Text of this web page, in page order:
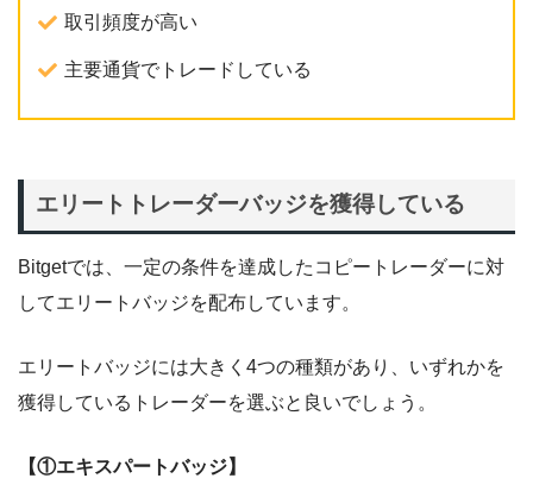
取引頻度が高い
主要通貨でトレードしている
エリートトレーダーバッジを獲得している
Bitgetでは、一定の条件を達成したコピートレーダーに対
してエリートバッジを配布しています。
エリートバッジには大きく4つの種類があり、いずれかを
獲得しているトレーダーを選ぶと良いでしょう。
【①エキスパートバッジ】